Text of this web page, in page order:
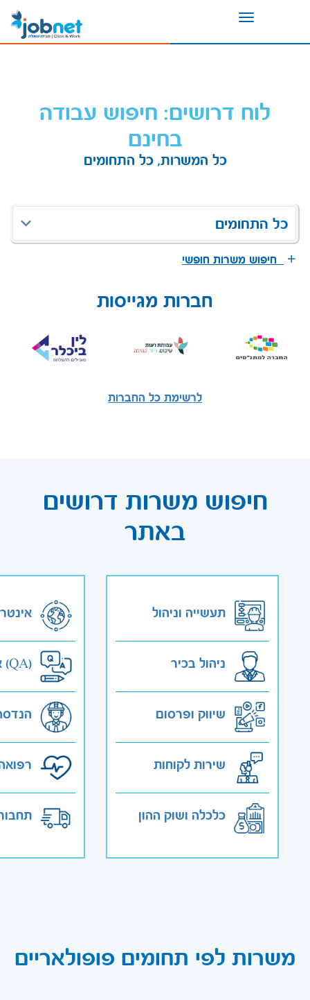
Toggle
לוח דרושים: חיפוש עבודה
בחינם
כל המשרות, כל התחומים
כל התחומים
חיפוש משרות חופשי
חברות מגייסות
לרשימת כל החברות
חיפוש משרות דרושים
באתר
תעשייה וניהול
ניהול בכיר
שיווק ופרסום
שירות לקוחות
כלכלה ושוק ההון
אבטחת איכות (QA)
משרות לפי תחומים פופולאריים